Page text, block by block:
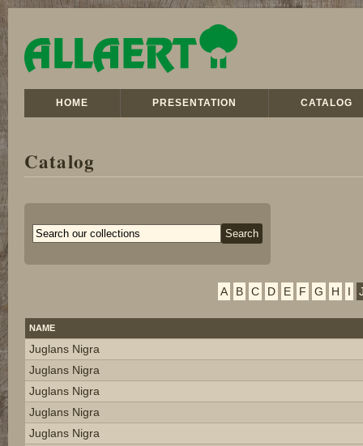
HOME PRESENTATION CATALOG
Catalog
A B C D E F G H I
NAME
Juglans Nigra
Juglans Nigra
Juglans Nigra
Juglans Nigra
Juglans Nigra